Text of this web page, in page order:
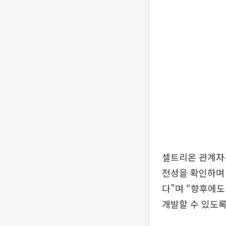
셀트리온 관계
전성을 확인하
다”며 “향후에
개발할 수 있도